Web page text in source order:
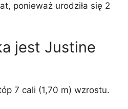
ponieważ urodziła się 2
jest Justine
7 cali (1,70 m) wzrostu.